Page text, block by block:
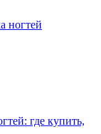
ногтей
где купить,